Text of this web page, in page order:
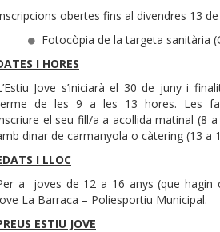
obertes fins al divendres 13
Fotocòpia de la targeta sanitària
I HORES
Jove s’iniciarà el 30 de juny i
de les 9 a les 13 hores. Les
el seu fill/a a acollida matinal (8
dinar de carmanyola o càtering (13 a
I LLOC
a joves de 12 a 16 anys (que hagin
La Barraca – Poliesportiu Municipal.
ESTIU JOVE